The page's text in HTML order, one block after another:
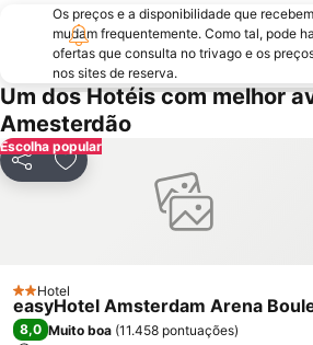
Noord
Oud-West
Oost
Bijlmer ArenA Metro Station
Zaanse
Mercado das flores
Haarlemmerstraat
De
Geuzenveld-Slotermeer
Sloterdijk Metro Station
Hoofddorp center
Os preços e a disponibilidade que
mudam frequentemente. Como tal, pode
ofertas que consulta no trivago e os
nos sites de reserva.
Um dos Hotéis com melhor
Amesterdão
Escolha popular
PartilharAdicionar aos favoritos
2 Estrelas
Hotel
easyHotel Amsterdam Arena
8,0 Muito boa (11.458 pontuações)